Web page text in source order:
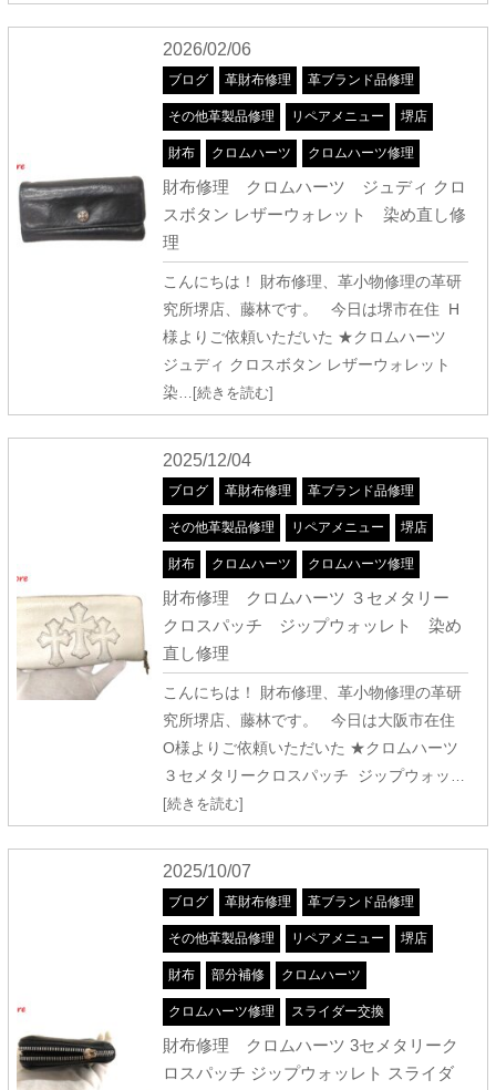
2026/02/06
ブログ 革財布修理 革ブランド品修理
その他革製品修理 リペアメニュー 堺店
財布 クロムハーツ クロムハーツ修理
財布修理 クロムハーツ ジュディ クロ
スボタン レザーウォレット 染め直し修
理
こんにちは！ 財布修理、革小物修理の革研
究所堺店、藤林です。 今日は堺市在住 H
様よりご依頼いただいた ★クロムハーツ
ジュディ クロスボタン レザーウォレット
染…[続きを読む]
2025/12/04
ブログ 革財布修理 革ブランド品修理
その他革製品修理 リペアメニュー 堺店
財布 クロムハーツ クロムハーツ修理
財布修理 クロムハーツ ３セメタリー
クロスパッチ ジップウォッレト 染め
直し修理
こんにちは！ 財布修理、革小物修理の革研
究所堺店、藤林です。 今日は大阪市在住
O様よりご依頼いただいた ★クロムハーツ
３セメタリークロスパッチ ジップウォッ …
[続きを読む]
2025/10/07
ブログ 革財布修理 革ブランド品修理
その他革製品修理 リペアメニュー 堺店
財布 部分補修 クロムハーツ
クロムハーツ修理 スライダー交換
財布修理 クロムハーツ 3セメタリーク
ロスパッチ ジップウォッレト スライダ